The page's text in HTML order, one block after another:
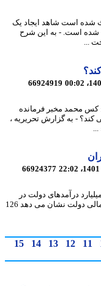
است شاهد ایجاد یک
است. - به این شرح
66924919
مخبر فرمانده
- به گزارش تحریریه ،
66924377
دولت گفت: 1147 هزار میلیارد درآمدهای دولت در
یازده ماه گذشته بوده است. در زمینه اوراق عملکرد مالی دولت نشان می دهد 126
12
13
14
15